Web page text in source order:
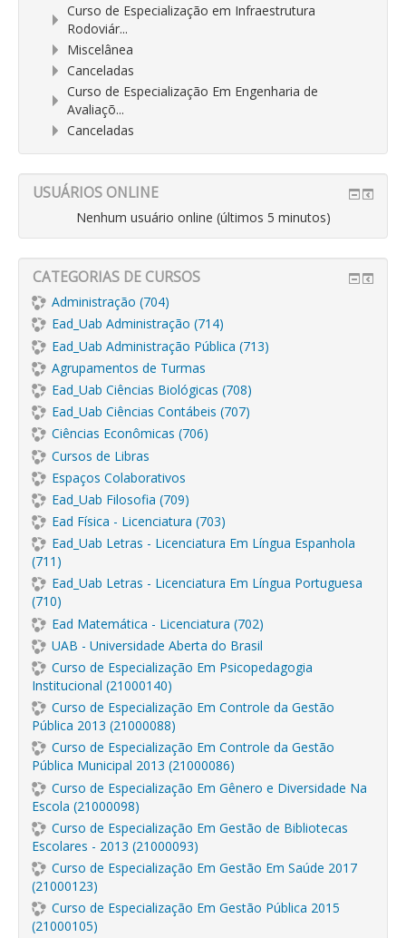
Curso de Especialização em Infraestrutura
Rodoviár...
Miscelânea
Canceladas
Curso de Especialização Em Engenharia de
Avaliaçõ...
Canceladas
USUÁRIOS ONLINE
Nenhum usuário online (últimos 5 minutos)
CATEGORIAS DE CURSOS
Administração (704)
Ead_Uab Administração (714)
Ead_Uab Administração Pública (713)
Agrupamentos de Turmas
Ead_Uab Ciências Biológicas (708)
Ead_Uab Ciências Contábeis (707)
Ciências Econômicas (706)
Cursos de Libras
Espaços Colaborativos
Ead_Uab Filosofia (709)
Ead Física - Licenciatura (703)
Ead_Uab Letras - Licenciatura Em Língua Espanhola
(711)
Ead_Uab Letras - Licenciatura Em Língua Portuguesa
(710)
Ead Matemática - Licenciatura (702)
UAB - Universidade Aberta do Brasil
Curso de Especialização Em Psicopedagogia
Institucional (21000140)
Curso de Especialização Em Controle da Gestão
Pública 2013 (21000088)
Curso de Especialização Em Controle da Gestão
Pública Municipal 2013 (21000086)
Curso de Especialização Em Gênero e Diversidade Na
Escola (21000098)
Curso de Especialização Em Gestão de Bibliotecas
Escolares - 2013 (21000093)
Curso de Especialização Em Gestão Em Saúde 2017
(21000123)
Curso de Especialização Em Gestão Pública 2015
(21000105)